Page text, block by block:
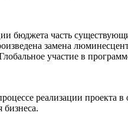
бюджета часть
замена
участие в
реализации проекта
бизнеса.